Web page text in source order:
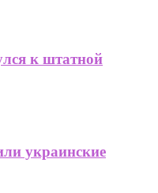
к штатной
украинские